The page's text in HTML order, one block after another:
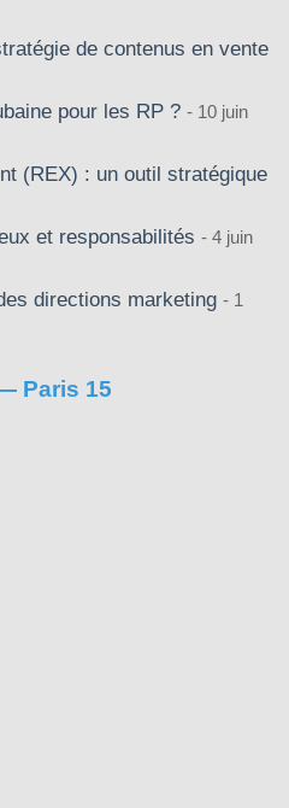
de contenus en vente
pour les RP ?
10 juin
(REX) : un outil stratégique
et responsabilités
4 juin
directions marketing
1
Paris 15